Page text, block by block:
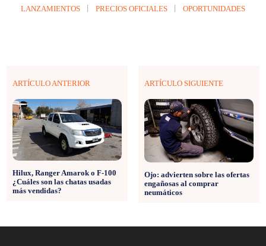
LANZAMIENTOS PRECIOS OFICIALES OPORTUNIDADES
ARTÍCULO ANTERIOR
Hilux, Ranger Amarok o F-100
¿Cuáles son las chatas usadas
más vendidas?
ARTÍCULO SIGUIENTE
Ojo: advierten sobre las ofertas
engañosas al comprar
neumáticos